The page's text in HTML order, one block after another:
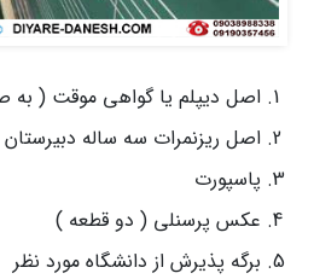
اصل دیپلم یا گواهی موقت (
اصل ریزنمرات سه ساله
پاسپورت
عکس پرسنلی ( دو قطعه )
برگه پذیرش از دانشگاه مورد نظر